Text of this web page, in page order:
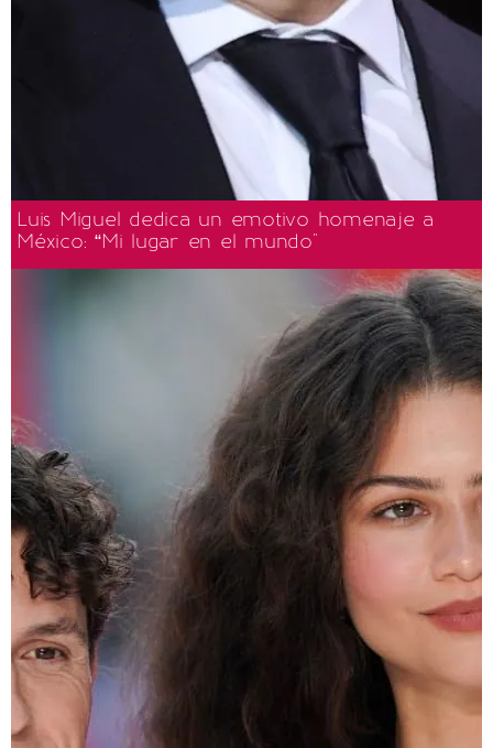
Luis Miguel dedica un emotivo homenaje a
México: “Mi lugar en el mundo"